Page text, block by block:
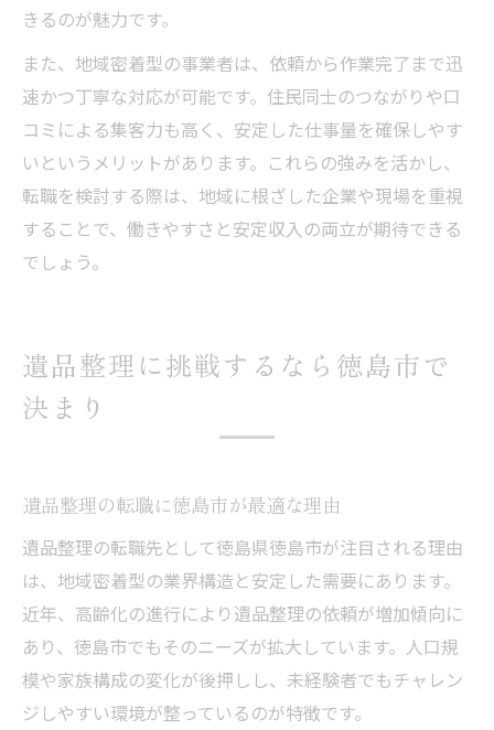
きるのが魅力です。
また、地域密着型の事業者は、依頼から作業完了まで迅
速かつ丁寧な対応が可能です。住民同士のつながりや口
コミによる集客力も高く、安定した仕事量を確保しやす
いというメリットがあります。これらの強みを活かし、
転職を検討する際は、地域に根ざした企業や現場を重視
することで、働きやすさと安定収入の両立が期待できる
でしょう。
遺品整理に挑戦するなら徳島市で
決まり
遺品整理の転職に徳島市が最適な理由
遺品整理の転職先として徳島県徳島市が注目される理由
は、地域密着型の業界構造と安定した需要にあります。
近年、高齢化の進行により遺品整理の依頼が増加傾向に
あり、徳島市でもそのニーズが拡大しています。人口規
模や家族構成の変化が後押しし、未経験者でもチャレン
ジしやすい環境が整っているのが特徴です。